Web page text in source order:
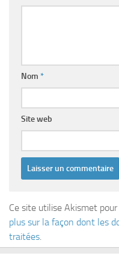
Nom *
Site web
Ce site utilise Akismet
plus sur la façon dont les
traitées.